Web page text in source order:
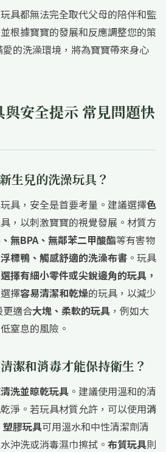
具都無法完全取代父母的陪伴和監
根據寶寶的發展和反應調整您的策
的洗澡環境，將為寶寶帶來身心
安全提示 常見問題快
生兒的洗澡玩具？
具，安全是首要考量。建議選擇色
，以刺激寶寶的視覺發展。材質方
無BPA、無鄰苯二甲酸酯等有害物
標鴨、觸感舒適的洗澡布書 。玩具
擇有細小零件或尖銳邊角的玩具，
擇容易清潔和乾燥的玩具，以減少
更適合大塊、柔軟的玩具 ，例如大
窒息的風險。
潔和消毒才能保持衛生？
洗並晾乾玩具 。建議使用溫和的清
淨。若玩具材質允許，可以使用消
塑膠玩具可用溫水和中性清潔劑清
沖洗或消毒濕巾擦拭。 布質玩具則